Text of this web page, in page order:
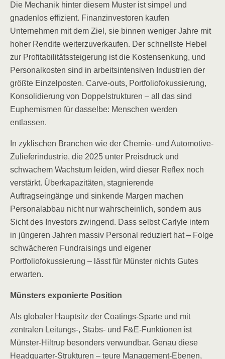
Die Mechanik hinter diesem Muster ist simpel und
gnadenlos effizient. Finanzinvestoren kaufen
Unternehmen mit dem Ziel, sie binnen weniger Jahre mit
hoher Rendite weiterzuverkaufen. Der schnellste Hebel
zur Profitabilitätssteigerung ist die Kostensenkung, und
Personalkosten sind in arbeitsintensiven Industrien der
größte Einzelposten. Carve-outs, Portfoliofokussierung,
Konsolidierung von Doppelstrukturen – all das sind
Euphemismen für dasselbe: Menschen werden
entlassen.
In zyklischen Branchen wie der Chemie- und Automotive-
Zulieferindustrie, die 2025 unter Preisdruck und
schwachem Wachstum leiden, wird dieser Reflex noch
verstärkt. Überkapazitäten, stagnierende
Auftragseingänge und sinkende Margen machen
Personalabbau nicht nur wahrscheinlich, sondern aus
Sicht des Investors zwingend. Dass selbst Carlyle intern
in jüngeren Jahren massiv Personal reduziert hat – Folge
schwächeren Fundraisings und eigener
Portfoliofokussierung – lässt für Münster nichts Gutes
erwarten.
Münsters exponierte Position
Als globaler Hauptsitz der Coatings-Sparte und mit
zentralen Leitungs-, Stabs- und F&E-Funktionen ist
Münster-Hiltrup besonders verwundbar. Genau diese
Headquarter-Strukturen – teure Management-Ebenen,